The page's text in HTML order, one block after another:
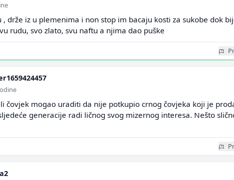
, drže iz u plemenima i non stop im bacaju kosti za sukobe dok
rudu, svo zlato, svu naftu a njima dao puške
čovjek mogao uraditi da nije potkupio crnog čovjeka koji je
generacije radi ličnog svog mizernog interesa. Nešto